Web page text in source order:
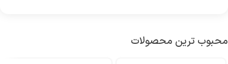
محبوب ترین محصولات